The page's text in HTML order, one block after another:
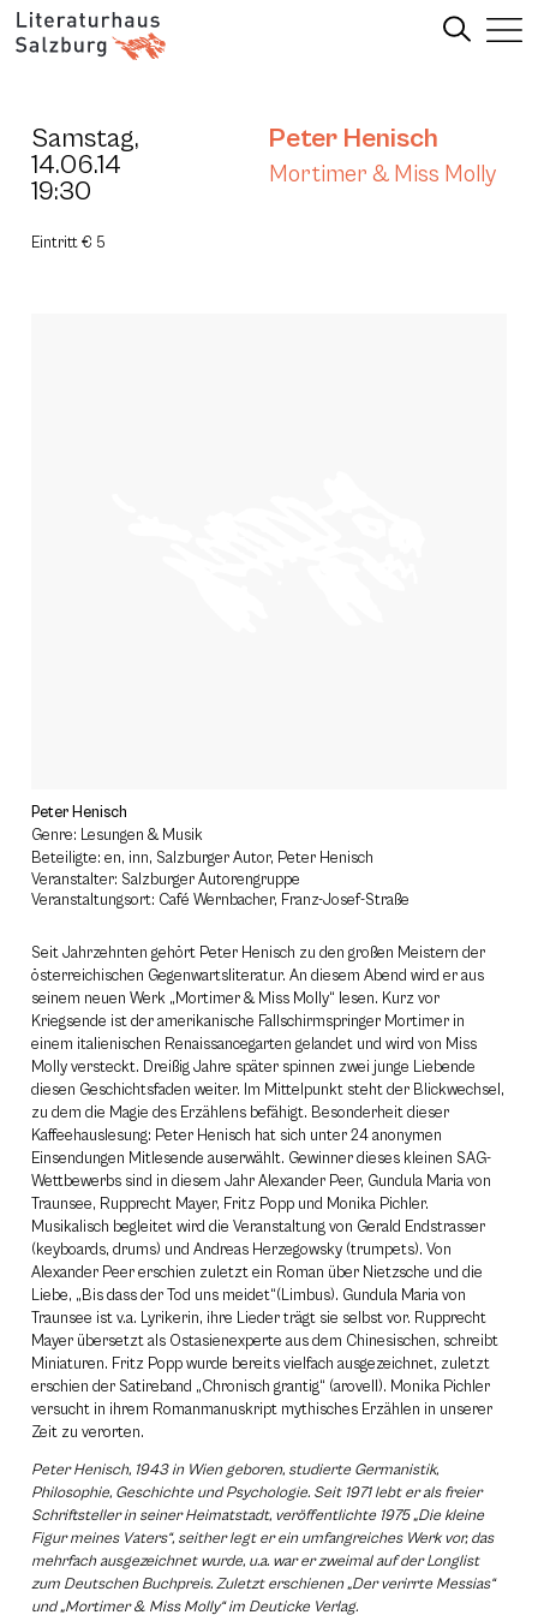
Samstag,
14.06.14
19:30
Peter Henisch
Mortimer & Miss Molly
Eintritt € 5
Peter Henisch
Genre: Lesungen & Musik
Beteiligte: en, inn, Salzburger Autor, Peter Henisch
Veranstalter: Salzburger Autorengruppe
Veranstaltungsort: Café Wernbacher, Franz-Josef-Straße
Seit Jahrzehnten gehört Peter Henisch zu den großen Meistern der
österreichischen Gegenwartsliteratur. An diesem Abend wird er aus
seinem neuen Werk „Mortimer & Miss Molly“ lesen. Kurz vor
Kriegsende ist der amerikanische Fallschirmspringer Mortimer in
einem italienischen Renaissancegarten gelandet und wird von Miss
Molly versteckt. Dreißig Jahre später spinnen zwei junge Liebende
diesen Geschichtsfaden weiter. Im Mittelpunkt steht der Blickwechsel,
zu dem die Magie des Erzählens befähigt. Besonderheit dieser
Kaffeehauslesung: Peter Henisch hat sich unter 24 anonymen
Einsendungen Mitlesende auserwählt. Gewinner dieses kleinen SAG-
Wettbewerbs sind in diesem Jahr Alexander Peer, Gundula Maria von
Traunsee, Rupprecht Mayer, Fritz Popp und Monika Pichler.
Musikalisch begleitet wird die Veranstaltung von Gerald Endstrasser
(keyboards, drums) und Andreas Herzegowsky (trumpets). Von
Alexander Peer erschien zuletzt ein Roman über Nietzsche und die
Liebe, „Bis dass der Tod uns meidet“(Limbus). Gundula Maria von
Traunsee ist v.a. Lyrikerin, ihre Lieder trägt sie selbst vor. Rupprecht
Mayer übersetzt als Ostasienexperte aus dem Chinesischen, schreibt
Miniaturen. Fritz Popp wurde bereits vielfach ausgezeichnet, zuletzt
erschien der Satireband „Chronisch grantig“ (arovell). Monika Pichler
versucht in ihrem Romanmanuskript mythisches Erzählen in unserer
Zeit zu verorten.
Peter Henisch, 1943 in Wien geboren, studierte Germanistik,
Philosophie, Geschichte und Psychologie. Seit 1971 lebt er als freier
Schriftsteller in seiner Heimatstadt, veröffentlichte 1975 „Die kleine
Figur meines Vaters“, seither legt er ein umfangreiches Werk vor, das
mehrfach ausgezeichnet wurde, u.a. war er zweimal auf der Longlist
zum Deutschen Buchpreis. Zuletzt erschienen „Der verirrte Messias“
und „Mortimer & Miss Molly“ im Deuticke Verlag.